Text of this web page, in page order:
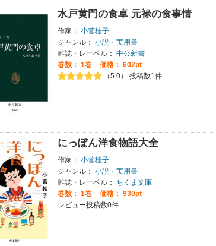
水戸黄門の食卓 元禄の食事情
作家： 小菅桂子
ジャンル： 小説・実用書
雑誌・レーベル： 中公新書
巻数： 1巻
価格： 602pt
（5.0） 投稿数1件
にっぽん洋食物語大全
作家： 小菅桂子
ジャンル： 小説・実用書
雑誌・レーベル：
ちくま文庫
巻数： 1巻
価格： 930pt
レビュー投稿数0件